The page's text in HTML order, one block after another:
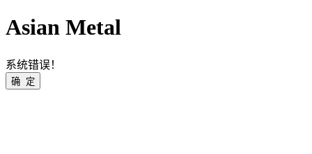
Asian Metal
系统错误！